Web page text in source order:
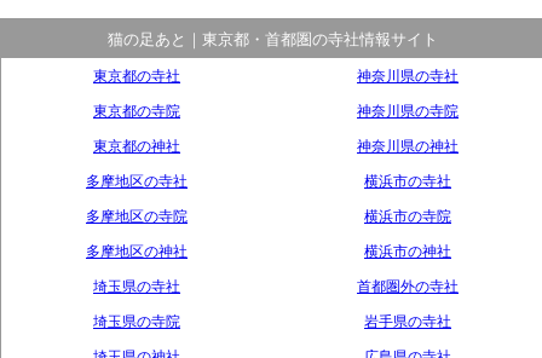
猫の足あと｜東京都・首都圏の寺社情報サイト
東京都の寺社
東京都の寺院
東京都の神社
多摩地区の寺社
多摩地区の寺院
多摩地区の神社
神奈川県の寺社
神奈川県の寺院
神奈川県の神社
横浜市の寺社
横浜市の寺院
横浜市の神社
埼玉県の寺社
埼玉県の寺院
首都圏外の寺社
岩手県の寺社